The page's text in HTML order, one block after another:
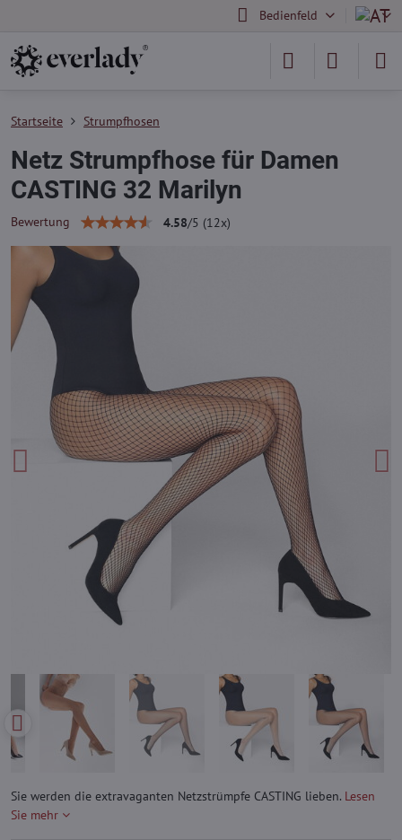
Bedienfeld
Startseite Strumpfhosen
Netz Strumpfhose für Damen
CASTING 32 Marilyn
Bewertung 4.58/5 (12x)
Sie werden die extravaganten Netzstrümpfe CASTING lieben. Lesen
Sie mehr